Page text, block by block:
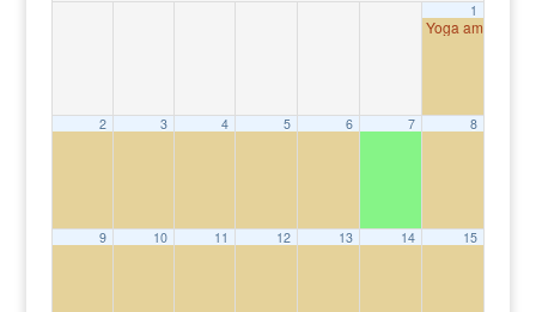
1
Yoga am
2 3 4 5 6 7 8
9 10 11 12 13 14 15